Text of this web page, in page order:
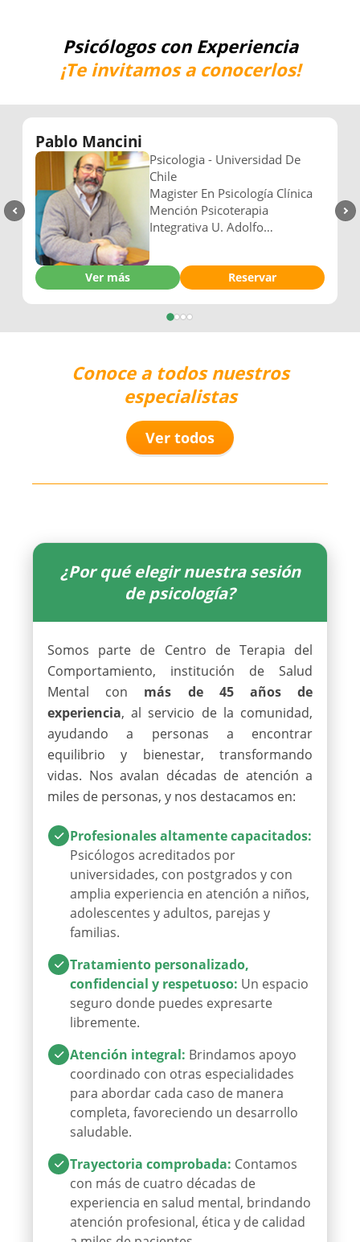
Psicólogos con Experiencia
¡Te invitamos a conocerlos!
Ignacio Rivas
Psicologia - Universidad
Católica Silva Henriquez
Diplomado De Extensión
Prevención Del Delito Y La
Violencia En Jóvenes -
Ver más Reservar
Anterior
Conoce a todos nuestros
especialistas
Ver todos
¿Por qué elegir nuestra sesión
de psicología?
Somos parte de Centro de Terapia del
Comportamiento, institución de Salud
Mental con más de 45 años de
experiencia, al servicio de la comunidad,
ayudando a personas a encontrar
equilibrio y bienestar, transformando
vidas. Nos avalan décadas de atención a
miles de personas, y nos destacamos en:
Profesionales altamente capacitados:
Psicólogos acreditados por
universidades, con postgrados y con
amplia experiencia en atención a niños,
adolescentes y adultos, parejas y
familias.
Tratamiento personalizado,
confidencial y respetuoso: Un espacio
seguro donde puedes expresarte
libremente.
Atención integral: Brindamos apoyo
coordinado con otras especialidades
para abordar cada caso de manera
completa, favoreciendo un desarrollo
saludable.
Trayectoria comprobada: Contamos
con más de cuatro décadas de
experiencia en salud mental, brindando
atención profesional, ética y de calidad